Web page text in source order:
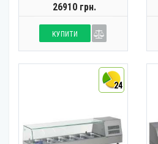
26910 грн.
КУПИТИ
24